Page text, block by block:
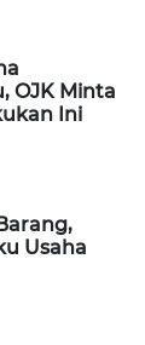
OJK Minta
Ini
Usaha